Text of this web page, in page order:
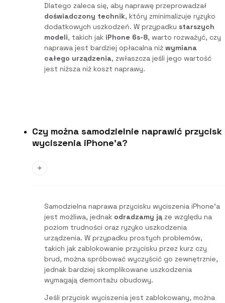
Dlatego zaleca się, aby naprawę przeprowadzał
doświadczony technik, który zminimalizuje ryzyko
dodatkowych uszkodzeń. W przypadku starszych
modeli, takich jak iPhone 6s-8, warto rozważyć, czy
naprawa jest bardziej opłacalna niż wymiana
całego urządzenia, zwłaszcza jeśli jego wartość
jest niższa niż koszt naprawy.
Czy można samodzielnie naprawić przycisk
wyciszenia iPhone'a?
Samodzielna naprawa przycisku wyciszenia iPhone’a
jest możliwa, jednak odradzamy ją ze względu na
poziom trudności oraz ryzyko uszkodzenia
urządzenia. W przypadku prostych problemów,
takich jak zablokowanie przycisku przez kurz czy
brud, można spróbować wyczyścić go zewnętrznie,
jednak bardziej skomplikowane uszkodzenia
wymagają demontażu obudowy.
Jeśli przycisk wyciszenia jest zablokowany, można